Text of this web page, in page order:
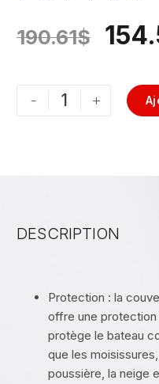
190.61$
- +
DESCRIPTION
Protection : la
offre une
protège le bateau
que les
poussière, la neige